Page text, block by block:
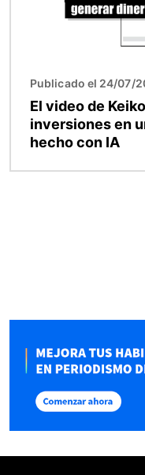
Publicado el 24/07/
El video de
inversiones en
hecho con IA